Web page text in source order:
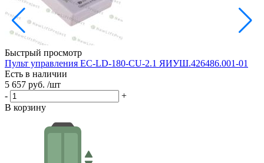
Быстрый просмотр
Пульт управления EC-LD-180-CU-2.1 ЯИУШ.426486.001-01
Есть в наличии
5 657 руб. /шт
-
+
В корзину